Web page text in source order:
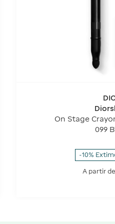
On Stage
Waterproof -
099
-10%
A partir